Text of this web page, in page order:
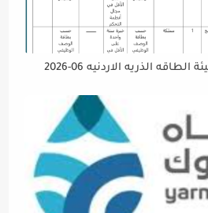
الذريه الاردنيه 06-2026